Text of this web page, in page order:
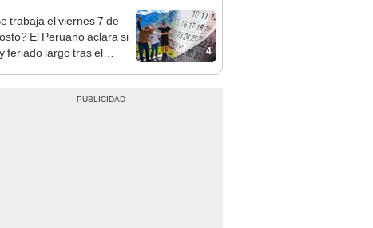
4
trabaja el viernes 7 de
El Peruano aclara si
feriado largo tras el